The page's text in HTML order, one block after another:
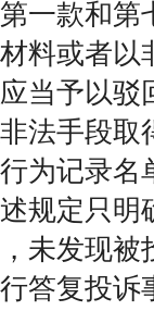
一款和第
料或者以
当予以驳
法手段取
为记录名
规定只明
未发现被
答复投诉